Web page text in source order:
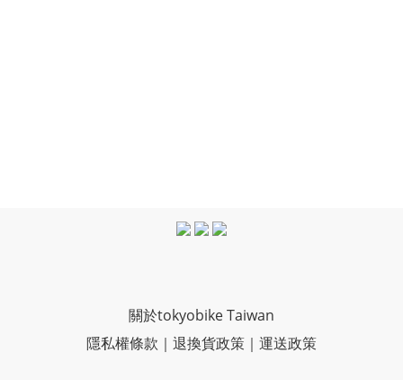
關於tokyobike Taiwan
隱私權條款 ｜ 退換貨政策 ｜ 運送政策